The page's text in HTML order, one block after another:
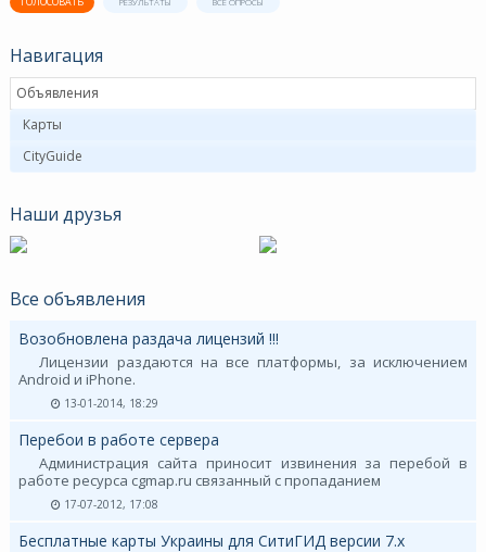
Навигация
Объявления
Карты
CityGuide
Наши друзья
Все объявления
Возобновлена раздача лицензий !!!
Лицензии раздаются на все платформы, за исключением
Android и iPhone.
13-01-2014, 18:29
Перебои в работе сервера
Администрация сайта приносит извинения за перебой в
работе ресурса cgmap.ru связанный с пропаданием
17-07-2012, 17:08
Бесплатные карты Украины для СитиГИД версии 7.х